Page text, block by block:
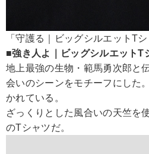
「守護る｜ビッグシルエットT
■強き人よ｜ビッグシルエットT
地上最強の生物・範馬勇次郎と
会いのシーンをモチーフにした
かれている。
ざっくりとした風合いの天竺を
のTシャツだ。